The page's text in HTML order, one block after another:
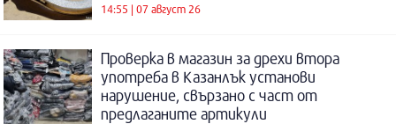
14:55 | 07 август 26
Проверка в магазин за дрехи втора
употреба в Казанлък установи
нарушение, свързано с част от
предлаганите артикули